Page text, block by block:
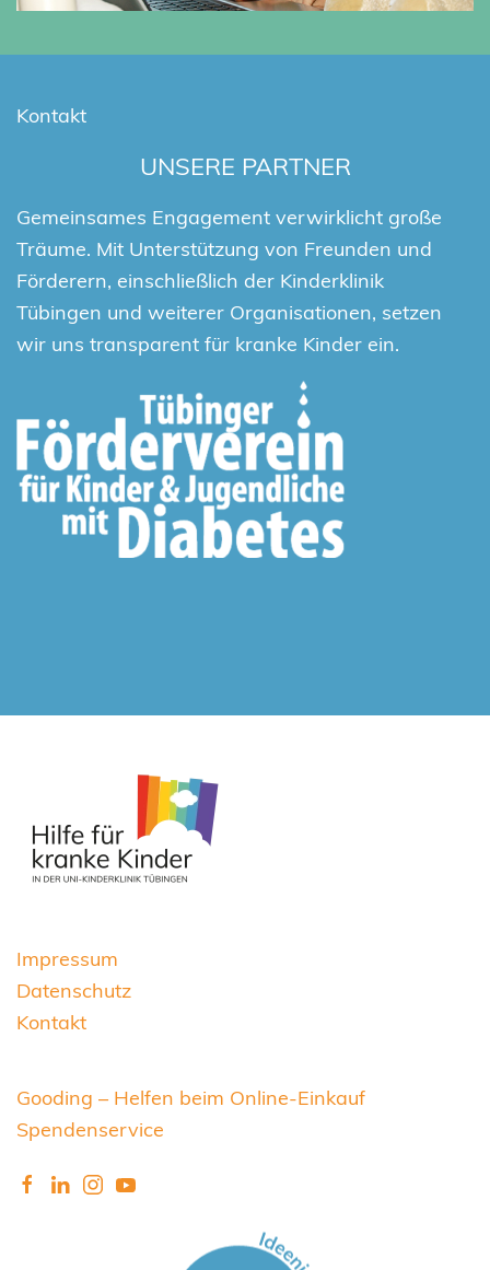
Kontakt
UNSERE PARTNER
Gemeinsames Engagement verwirklicht große
Träume. Mit Unterstützung von Freunden und
Förderern, einschließlich der Kinderklinik
Tübingen und weiterer Organisationen, setzen
wir uns transparent für kranke Kinder ein.
Impressum
Datenschutz
Kontakt
Gooding – Helfen beim Online-Einkauf
Spendenservice